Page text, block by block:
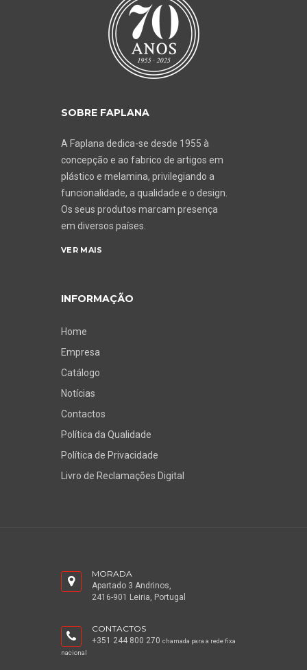
SOBRE FAPLANA
A Faplana dedica-se desde 1955 à
concepção e ao fabrico de artigos em
plástico e melamina, privilegiando a
funcionalidade, a qualidade e o design.
Os seus produtos marcam presença
em diversos países.
VER MAIS
INFORMAÇÃO
Home
Empresa
Catálogo
Notícias
Contactos
Política da Qualidade
Política de Privacidade
Livro de Reclamações Digital
MORADA
Apartado 3 Andrinos,
2416-901 Leiria, Portugal
CONTACTOS
+351 244 800 270 chamada para a rede fixa
nacional